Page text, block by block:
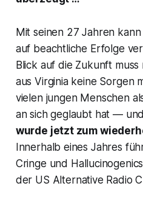
Mit seinen 27 Jahren
auf beachtliche Erfolge
Blick auf die Zukunft
aus Virginia keine Sorgen
vielen jungen Menschen
an sich geglaubt hat — und
wurde jetzt zum
Innerhalb eines Jahres
Cringe und Hallucinogenics
der US Alternative Radio